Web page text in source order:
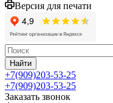
Версия для печати
Найти
+7(909)203-53-25
+7(909)203-53-25
Заказать звонок